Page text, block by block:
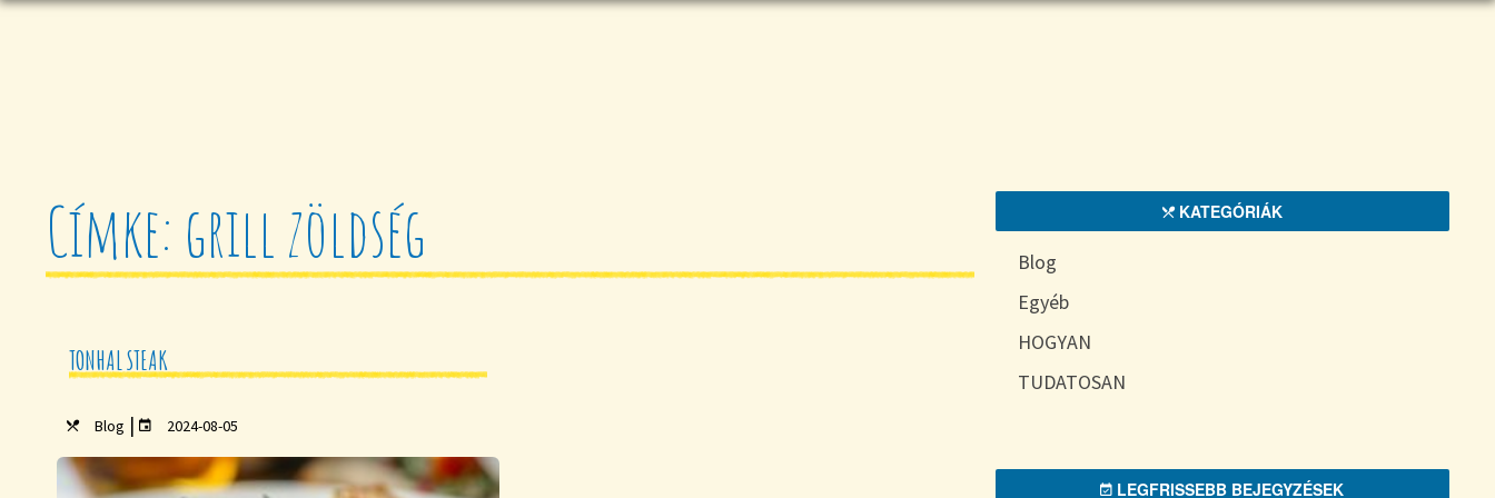
Címke: grill zöldség
TONHAL STEAK
Blog | 2024-08-05
KATEGÓRIÁK
Blog
Egyéb
HOGYAN
TUDATOSAN
LEGFRISSEBB BEJEGYZÉSEK